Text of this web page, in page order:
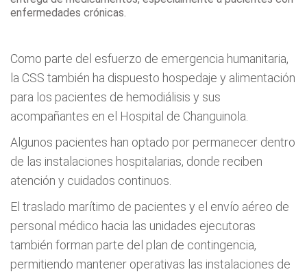
enfermedades crónicas.
Como parte del esfuerzo de emergencia humanitaria,
la CSS también ha dispuesto hospedaje y alimentación
para los pacientes de hemodiálisis y sus
acompañantes en el Hospital de Changuinola.
Algunos pacientes han optado por permanecer dentro
de las instalaciones hospitalarias, donde reciben
atención y cuidados continuos.
El traslado marítimo de pacientes y el envío aéreo de
personal médico hacia las unidades ejecutoras
también forman parte del plan de contingencia,
permitiendo mantener operativas las instalaciones de